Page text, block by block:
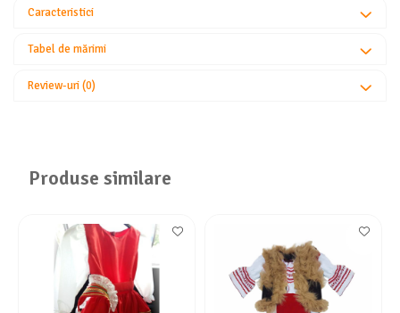
Caracteristici
Tabel de mărimi
Review-uri(0)
Produse similare